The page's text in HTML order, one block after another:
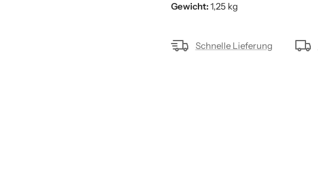
Gewicht:1,25 kg
Schnelle Lieferung